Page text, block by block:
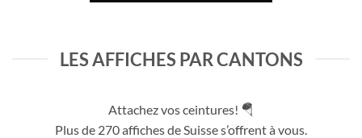
LES AFFICHES PAR CANTONS
Attachez vos ceintures! 🪂
Plus de 270 affiches de Suisse s’offrent à vous.